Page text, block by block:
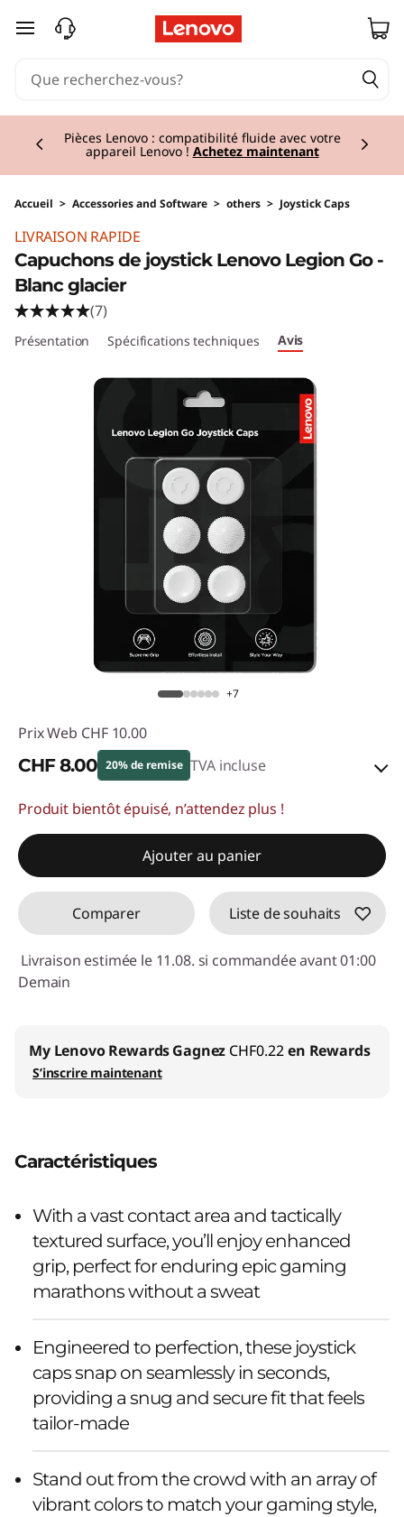
passer au contenu principal
Pièces Lenovo : compatibilité fluide avec votre
appareil Lenovo ! Achetez maintenant
Accueil > Accessories and Software > others > Joystick Caps
LIVRAISON RAPIDE
Capuchons de joystick Lenovo Legion Go -
Blanc glacier
(7)
Présentation Spécifications techniques Avis
+7
Prix Web CHF 10.00
CHF 8.00 20% de remise TVA incluse
Bons de réduction en ligne :-CHF 2.00
Code de réduction :SALES
Produit bientôt épuisé, n’attendez plus !
Ajouter au panier
Comparer Liste de souhaits
Livraison estimée le 11.08. si commandée avant 01:00
Demain
My Lenovo RewardsGagnez CHF0.22en Rewards
S’inscrire maintenant
Caractéristiques
With a vast contact area and tactically
textured surface, you’ll enjoy enhanced
grip, perfect for enduring epic gaming
marathons without a sweat
Engineered to perfection, these joystick
caps snap on seamlessly in seconds,
providing a snug and secure fit that feels
tailor-made
Stand out from the crowd with an array of
vibrant colors to match your gaming style,